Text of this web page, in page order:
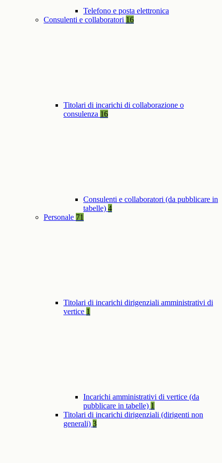
Telefono e posta elettronica
Consulenti e collaboratori 16
Titolari di incarichi di collaborazione o
consulenza 16
Consulenti e collaboratori (da pubblicare in
tabelle) 4
Personale 71
Titolari di incarichi dirigenziali amministrativi di
vertice 1
Incarichi amministrativi di vertice (da
pubblicare in tabelle) 1
Titolari di incarichi dirigenziali (dirigenti non
generali) 3